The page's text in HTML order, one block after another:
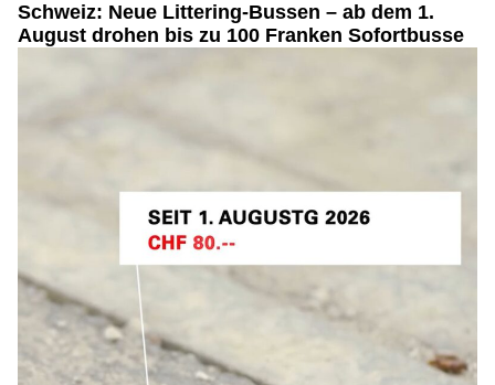
Schweiz: Neue Littering-Bussen – ab dem 1.
August drohen bis zu 100 Franken Sofortbusse